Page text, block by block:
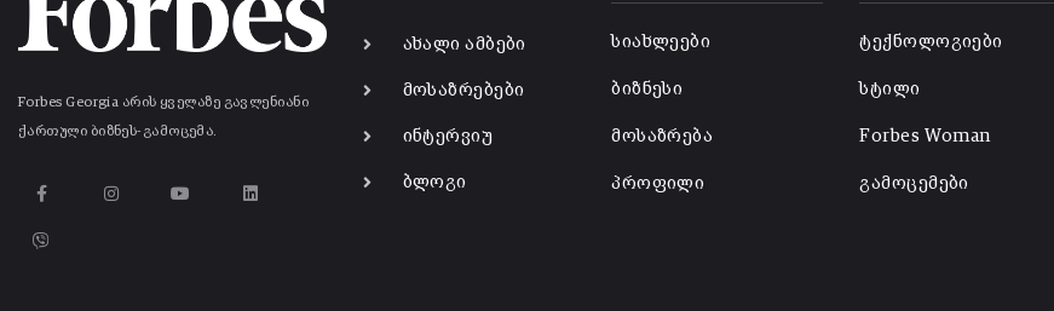
Forbes Georgia არის ყველაზე გავლენიანი
ქართული ბიზნეს-გამოცემა.
ახალი ამბები
მოსაზრებები
ინტერვიუ
ბლოგი
სიახლეები
ბიზნესი
მოსაზრება
პროფილი
ტექნოლოგიები
სტილი
Forbes Woman
გამოცემები